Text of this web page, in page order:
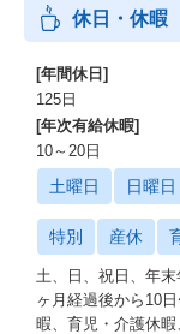
休日・休暇
[年間休日]
125日
[年次有給休暇]
10～20日
土曜日 日曜日
特別 産休
土、日、祝日、年
ヶ月経過後から10
暇、育児・介護休